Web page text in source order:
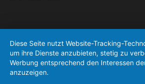
Diese Seite nutzt Website-Tracking-
um ihre Dienste anzubieten, stetig zu
Werbung entsprechend den Interessen
anzuzeigen.